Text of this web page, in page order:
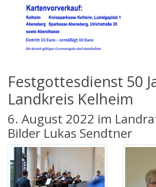
Festgottesdienst 50
Landkreis Kelheim
6. August 2022 im
Bilder Lukas Sendtner